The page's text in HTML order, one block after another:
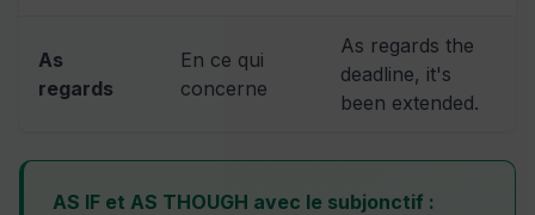
As
regards
En ce qui
concerne
As regards the
deadline, it's
been extended.
AS IF et AS THOUGH avec le subjonctif :